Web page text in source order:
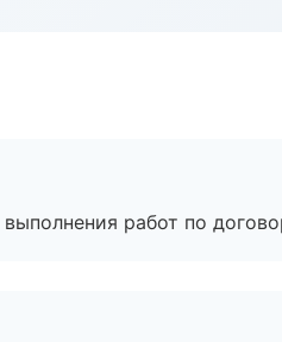
работ по